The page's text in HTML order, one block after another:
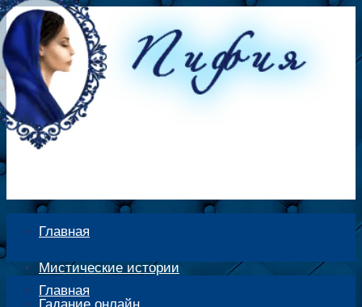
Главная
Мистические истории
Главная